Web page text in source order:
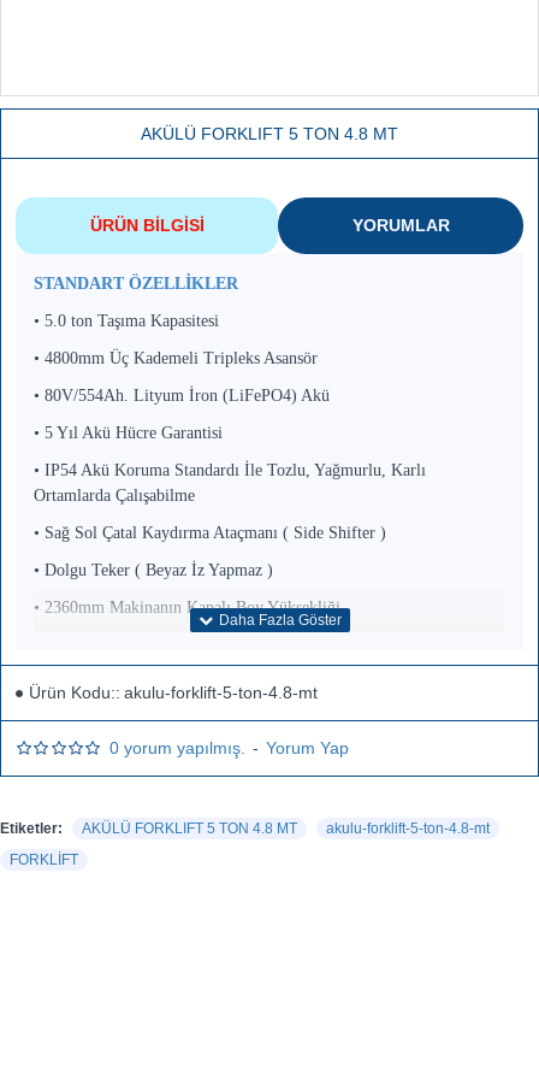
AKÜLÜ FORKLIFT 5 TON 4.8 MT
ÜRÜN BILGISI YORUMLAR
STANDART ÖZELLİKLER
• 5.0 ton Taşıma Kapasitesi
• 4800mm Üç Kademeli Tripleks Asansör
• 80V/554Ah. Lityum İron (LiFePO4) Akü
• 5 Yıl Akü Hücre Garantisi
• IP54 Akü Koruma Standardı İle Tozlu, Yağmurlu, Karlı
Ortamlarda Çalışabilme
• Sağ Sol Çatal Kaydırma Ataçmanı ( Side Shifter )
• Dolgu Teker ( Beyaz İz Yapmaz )
• 2360mm Makinanın Kapalı Boy Yüksekliği
• 14 km/saat Yüklü Yürüyüş Hızı
• AC Tip Elektrik Motoru
• 20kW Yürüyüş Motoru
• Hidrolik Fren
• Mavi Işık Güvenlik Sistemi
Ürün Kodu:: akulu-forklift-5-ton-4.8-mt
0 yorum yapılmış. - Yorum Yap
Etiketler: AKÜLÜ FORKLIFT 5 TON 4.8 MT
akulu-forklift-5-ton-4.8-mt
FORKLİFT